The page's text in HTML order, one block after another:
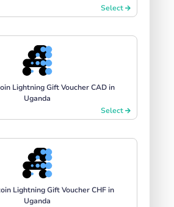
Select
Lightning Gift Voucher CAD in
Uganda
Select
Lightning Gift Voucher CHF in
Uganda